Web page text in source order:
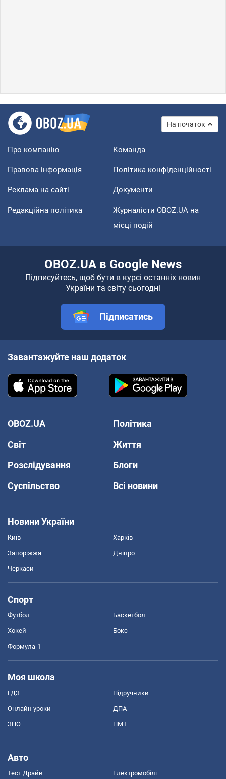
На початок
Про компанію Команда
Правова інформація Політика конфіденційності
Реклама на сайті Документи
Редакційна політика
Журналісти OBOZ.UA на
місці подій
OBOZ.UA в Google News
Підписуйтесь, щоб бути в курсі останніх новин
України та світу сьогодні
Підписатись
Завантажуйте наш додаток
OBOZ.UA
Політика
Світ
Життя
Розслідування
Блоги
Суспільство
Всі новини
Новини України
Київ Харків
Запоріжжя Дніпро
Черкаси
Спорт
Футбол Баскетбол
Хокей Бокс
Формула-1
Моя школа
ГДЗ Підручники
Онлайн уроки ДПА
ЗНО НМТ
Авто
Тест Драйв Електромобілі